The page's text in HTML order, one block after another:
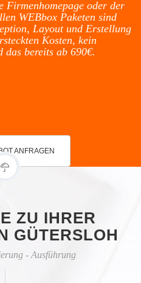
Firmenhomepage oder der
WEBbox Paketen sind
Layout und Erstellung
Kosten, kein
das bereits ab 690€.
ANFRAGEN
ZU IHRER
GÜTERSLOH
- Ausführung